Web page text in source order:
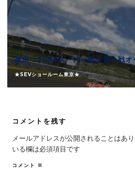
黒沼：2026スーパー耐久第４戦オ
★SEVショールーム東京★
コメントを残す
メールアドレスが公開されることはあり
いる欄は必須項目です
コメント ※